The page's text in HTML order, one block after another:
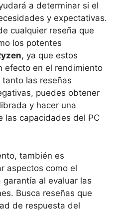
a determinar si el
y expectativas.
cualquier reseña que
los potentes
, ya que estos
efecto en el rendimiento
las reseñas
puedes obtener
y hacer una
las capacidades del PC
también es
aspectos como el
al evaluar las
Busca reseñas que
de respuesta del